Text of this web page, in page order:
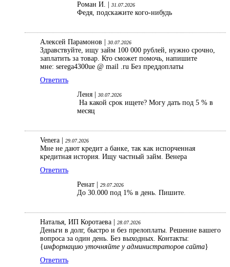
Роман И. | 31.07.2026
Федя, подскажите кого-нибудь
Алексей Парамонов | 30.07.2026
Здравствуйте, ищу займ 100 000 рублей, нужно срочно,
заплатить за товар. Кто сможет помочь, напишите
мне: serega4300ue @ mail .ru Без преддоплаты
Ответить
Леня |
30.07.2026
На какой срок ищете? Могу дать под 5 % в
месяц
Venera | 29.07.2026
Мне не дают кредит а банке, так как испорченная
кредитная история. Ищу частный займ. Венера
Ответить
Ренат |
29.07.2026
До 30.000 под 1% в день. Пишите.
Наталья, ИП Коротаева | 28.07.2026
Деньги в долг, быстро и без прелоплаты. Решение вашего
вопроса за один день. Без выходных. Контакты:
{информацию уточняйте у администраторов сайта}
Ответить